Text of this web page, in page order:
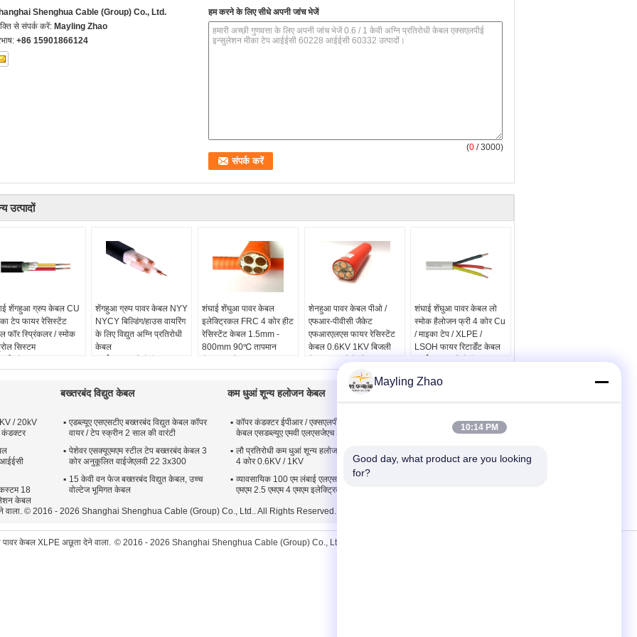
Shenghua Cable (Group) Co., Ltd.
से संपर्क करें: Mayling Zhao
+86 15901866124
हम करने के लिए सीधे अपनी जांच भेजें
(0 / 3000)
उत्पादों
शेंगहुआ ग्रुप केबल CU
टेप फायर रेसिस्टेंट
फॉर स्प्रिंकलर / स्मोक
सिस्टम
3 कोर, 4Core, 5Core
कम वोल्टेज
शेंगहुआ ग्रुप पावर केबल NYY
NYCY बिल्डिंग/हाउस वायरिंग
के लिए विद्युत अग्नि प्रतिरोधी
केबल
आकार:1.5 मिमी 2 -600
मिमी 2
नामित वोल्टेज:
शंघाई शेंघुआ पावर केबल
इलेक्ट्रिकल FRC 4 कोर हीट
रेसिस्टेंट केबल 1.5mm -
800mm 90℃ तापमान
आकार:1.5 मिमी 2 -800
नामित वोल्टेज:0.6/1 केवी
शेनहुआ पावर केबल पीओ /
एफआर-पीवीसी जैकेट
एफआरएलएस फायर रेसिस्टेंट
केबल 0.6KV 1KV बिजली
वितरण लाइनों के लिए
नामित वोल्टेज:
0.6/1 केवी
कोर की संख्या:1,2,3,4,5
जैकेट का रंग:
एफआर-पीवीसी
शंघाई शेंघुआ पावर केबल लो
स्मोक हैलोजन फ्री 4 कोर Cu
/ माइका टेप / XLPE /
LSOH फायर रिटार्डेंट केबल
कार्य:आग प्रतिरोधी
इन्सुलेशन:
/ 20kV
कंडक्टर
आईईसी
18
केबल
बख्तरबंद विद्युत केबल
एडब्ल्यूए एसएसटीए बख्तरबंद विद्युत केबल कॉपर
वायर / टेप स्क्रीन 2 साल की वारंटी
पेशेवर एसक्यूएमएम स्टील टेप बख्तरबंद केबल 3
कोर अनुकूलित वाईजेएलवी 22 3x300
15 केवी वन फेज बख्तरबंद विद्युत केबल, उच्च
वोल्टेज भूमिगत केबल
कम धुआं शून्य हलोजन केबल
कॉपर कंडक्टर ईपीआर / एक्सएलपीई इन्सुलेट पावर
केबल एसडब्ल्यूए एमवी एलएसजेएच 3 कोर
लौ प्रतिरोधी कम धुआं शून्य हलोजन केबल अनुकूलित
4 कोर 0.6KV / 1KV
व्यावसायिक 100 एम लंबाई एलएसजेड केबल, 1.5
एमएम 2.5 एमएम 4 एमएम इलेक्ट्रिकल वायर रोल
हमसे संपर्क करें
E-Mail
देने वाला. © 2016 - 2026 Shanghai Shenghua Cable (Group) Co., Ltd.. All Rights Reserved.
पावर केबल XLPE अछूता देने वाला. © 2016 - 2026 Shanghai Shenghua Cable (Group) Co., Ltd.. All Rights Reserved.
Mayling Zhao
10:14 PM
Good day, what product are you looking
for?